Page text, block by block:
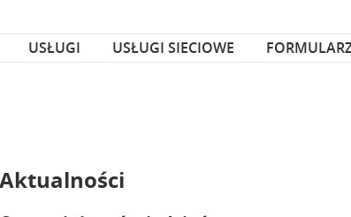
USŁUGI
USŁUGI SIECIOWE
Aktualności